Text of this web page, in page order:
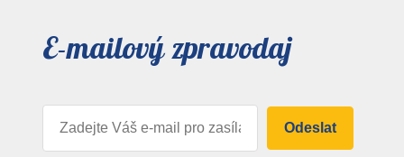
E-mailový zpravodaj
Odeslat